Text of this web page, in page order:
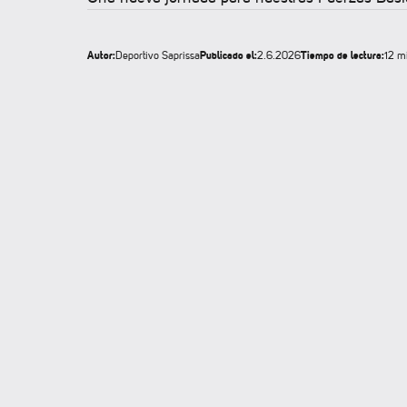
Autor:Deportivo SaprissaPublicado el:2.6.2026Tiempo de lectura:12